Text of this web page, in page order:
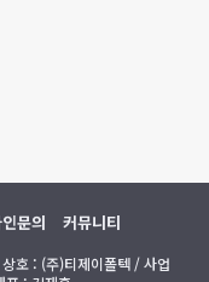
문의 커뮤니티
호 : (주)티제이폴텍 / 사업